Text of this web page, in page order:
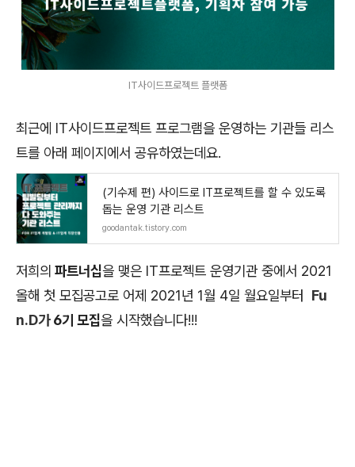
IT사이드프로젝트 플랫폼
최근에 IT사이드프로젝트 프로그램을 운영하는 기관들 리스
트를 아래 페이지에서 공유하였는데요.
(기수제 편) 사이드로 IT프로젝트를 할 수 있도록
돕는 운영 기관 리스트
goodantak.tistory.com
저희의 파트너십을 맺은 IT프로젝트 운영기관 중에서 2021
올해 첫 모집공고로 어제 2021년 1월 4일 월요일부터
Fu
n.D가6기 모집을 시작했습니다!!!